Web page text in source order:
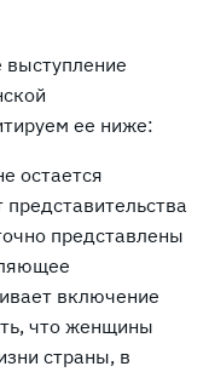
ее ниже:
остается
представлены
включение
что женщины
страны, в